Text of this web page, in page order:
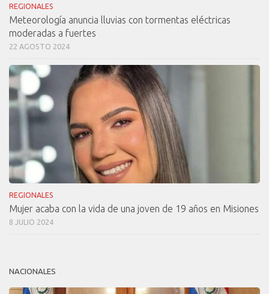
REGIONALES
Meteorología anuncia lluvias con tormentas eléctricas
moderadas a fuertes
22 AGOSTO 2024
REGIONALES
Mujer acaba con la vida de una joven de 19 años en Misiones
8 JULIO 2024
NACIONALES